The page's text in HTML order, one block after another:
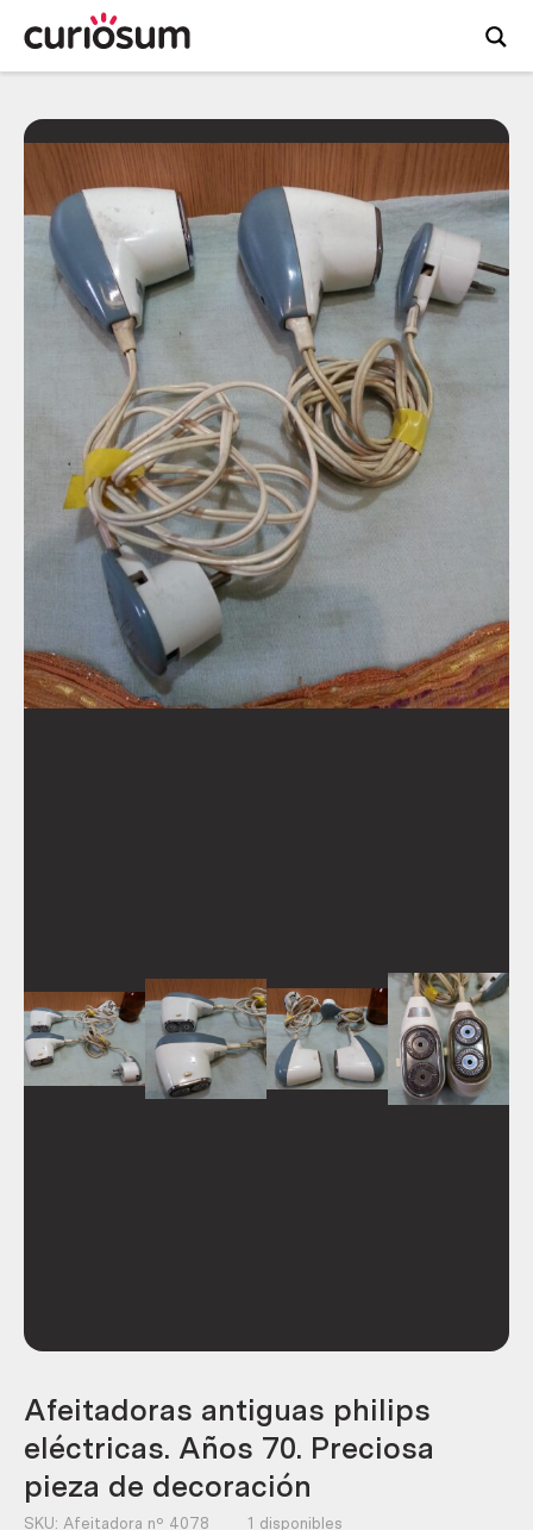
Afeitadoras antiguas philips
eléctricas. Años 70. Preciosa
pieza de decoración
SKU: Afeitadora nº 4078 1 disponibles